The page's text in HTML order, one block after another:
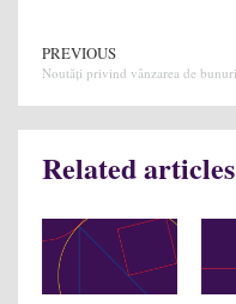
PREVIOUS
Related articles